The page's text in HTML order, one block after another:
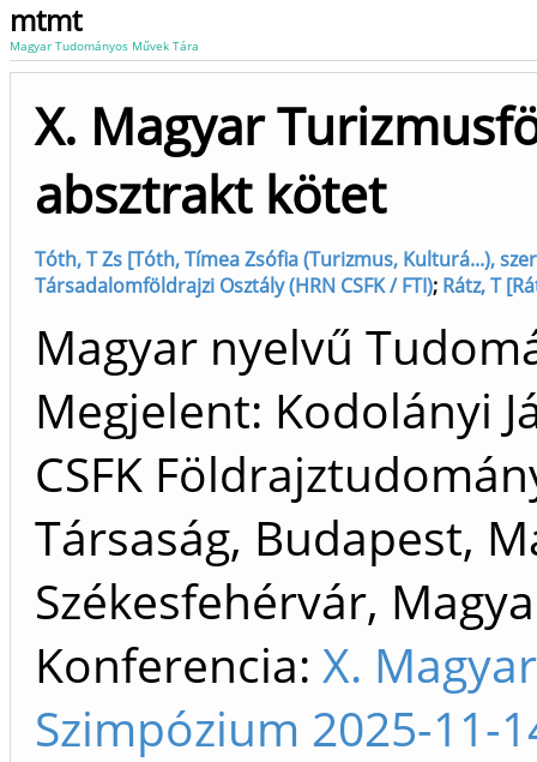
mtmt
Magyar Tudományos Művek Tára
X. Magyar
absztrakt kötet
Tóth, T Zs [Tóth, Tímea Zsófia (Turizmus, Kulturá...),
Társadalomföldrajzi Osztály (HRN CSFK / FTI); Rátz, T
Magyar nyelvű
Megjelent: Kodolányi
CSFK
Társaság, Budapest,
Székesfehérvár,
Konferencia: X.
Szimpózium 2025-11-